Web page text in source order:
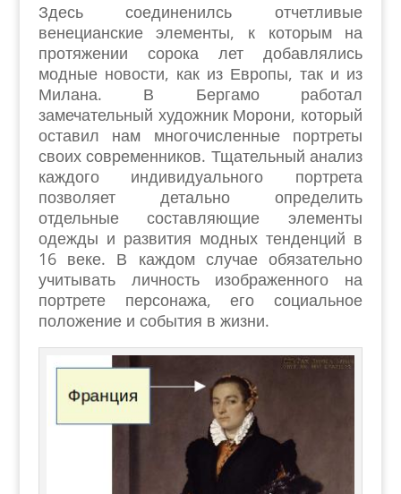
Здесь соединенилсь отчетливые
венецианские элементы, к которым на
протяжении сорока лет добавлялись
модные новости, как из Европы, так и из
Милана. В Бергамо работал
замечательный художник Морони, который
оставил нам многочисленные портреты
своих современников. Тщательный анализ
каждого индивидуального портрета
позволяет детально определить
отдельные составляющие элементы
одежды и развития модных тенденций в
16 веке. В каждом случае обязательно
учитывать личность изображенного на
портрете персонажа, его социальное
положение и события в жизни.